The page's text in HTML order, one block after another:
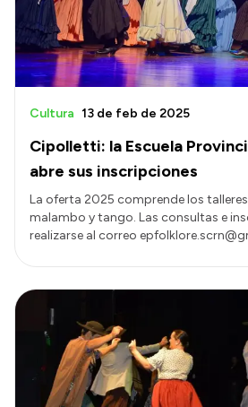
Cipolletti: la Escuela
abre sus inscripciones
Cultura 13 de feb de 2025
La oferta 2025 comprende los
malambo y tango. Las consultas e
realizarse al correo